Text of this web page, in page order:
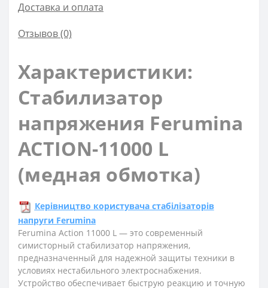
Доставка и оплата
Отзывов (0)
Характеристики:
Стабилизатор
напряжения Ferumina
ACTION-11000 L
(медная обмотка)
Керівництво користувача стабілізаторів
напруги Ferumina
Ferumina Action 11000 L — это современный
симисторный стабилизатор напряжения,
предназначенный для надежной защиты техники в
условиях нестабильного электроснабжения.
Устройство обеспечивает быструю реакцию и точную